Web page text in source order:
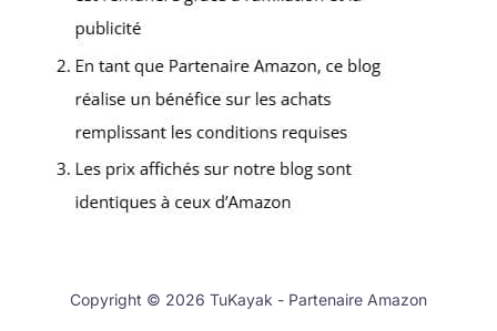
Copyright © 2026 TuKayak - Partenaire Amazon